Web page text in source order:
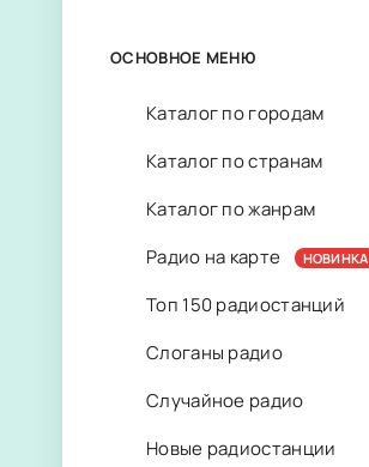
ОСНОВНОЕ МЕНЮ
Каталог по городам
Каталог по странам
Каталог по жанрам
Радио на карте
НОВИНКА
Топ 150 радиостанций
Слоганы радио
Случайное радио
Новые радиостанции